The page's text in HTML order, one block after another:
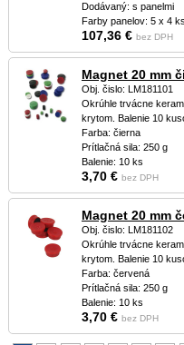
Dodávaný: s panelmi
Farby panelov: 5 x 4 ks
107,36 € bez DPH
Magnet 20 mm
Obj. čislo: LM181101
Okrúhle trvácne
krytom. Balenie 10
Farba: čierna
Prítlačná sila: 250 g
Balenie: 10 ks
3,70 € bez DPH
Magnet 20 mm
Obj. čislo: LM181102
Okrúhle trvácne
krytom. Balenie 10
Farba: červená
Prítlačná sila: 250 g
Balenie: 10 ks
3,70 € bez DPH